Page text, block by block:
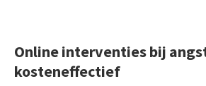
Online interventies bij
kosteneffectief